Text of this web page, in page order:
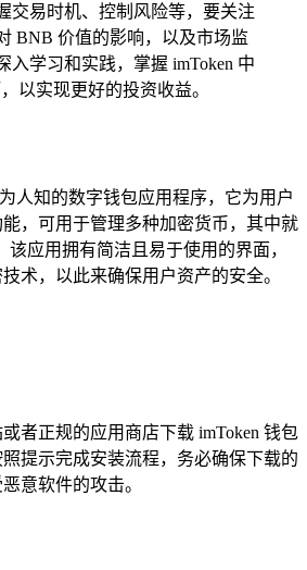
交易时机、控制风险等，要关注
BNB 价值的影响，以及市场监
入学习和实践，掌握 imToken 中
以实现更好的投资收益。
人知的数字钱包应用程序，它为用户
，可用于管理多种加密货币，其中就
该应用拥有简洁且易于使用的界面，
术，以此来确保用户资产的安全。
者正规的应用商店下载 imToken 钱包
提示完成安装流程，务必确保下载的
意软件的攻击。